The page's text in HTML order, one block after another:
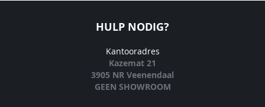
HULP NODIG?
Kantooradres
Kazemat 21
3905 NR Veenendaal
GEEN SHOWROOM